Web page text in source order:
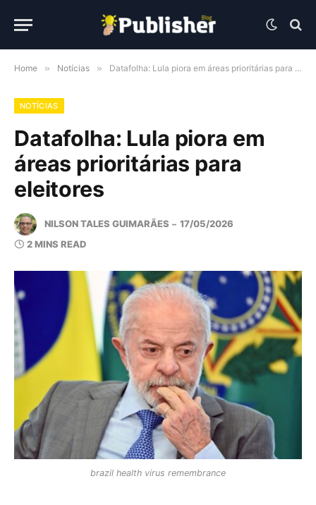
Home » Notícias » Datafolha: Lula piora em áreas prioritárias para eleitores
NOTÍCIAS
Datafolha: Lula piora em
áreas prioritárias para
eleitores
NILSON TALES GUIMARÃES
17/05/2026
2 MINS READ
brazil health virus remembrance